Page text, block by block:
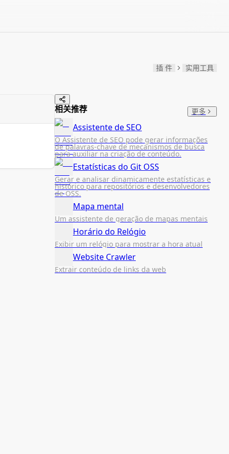
插 件
实用工具
相关推荐 更多
Assistente de SEO
O Assistente de SEO pode gerar informações
de palavras-chave de mecanismos de busca
para auxiliar na criação de conteúdo.
Estatísticas do Git OSS
Gerar e analisar dinamicamente estatísticas e
histórico para repositórios e desenvolvedores
de OSS.
Mapa mental
Um assistente de geração de mapas mentais
Horário do Relógio
Exibir um relógio para mostrar a hora atual
Website Crawler
Extrair conteúdo de links da web